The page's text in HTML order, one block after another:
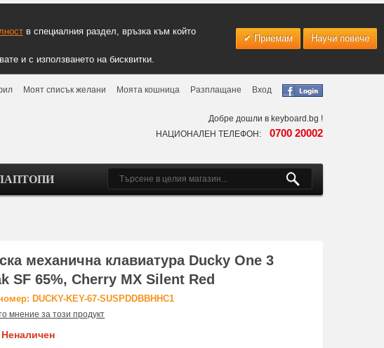
в специалния раздел, връзка към който
и с използването на бисквитки.
Приемам Научи повече
Моят списък желани Моята кошница Разплащане Вход
Добре дошли в keyboard.bg !
НАЦИОНАЛЕН ТЕЛЕФОН: 0700 20002
механична клавиатура Ducky One 3
SF 65%, Cherry MX Silent Red
DUCKY-KEY-67-SUSPDDBBHHC1
мнение за този продукт
Неналичен